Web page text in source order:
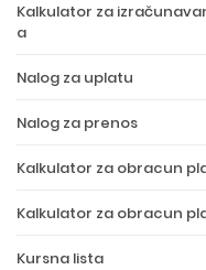
Kalkulator za
a
Nalog za uplatu
Nalog za prenos
Kalkulator za obracun
Kalkulator za obracun
Kursna lista